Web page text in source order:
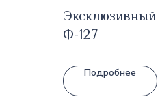
Эксклюзивный
Ф-127
Подробнее